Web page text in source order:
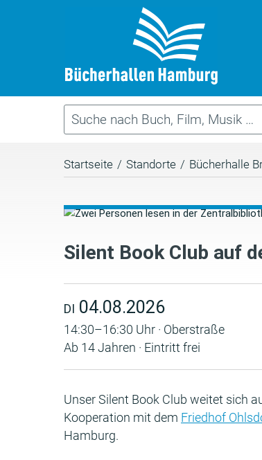
Startseite / Standorte / Bücherhalle
Silent Book Club auf
DI 04.08.2026
14:30–16:30 Uhr · Oberstraße
Ab 14 Jahren · Eintritt frei
Unser Silent Book Club weitet sich
Kooperation mit dem Friedhof
Hamburg.